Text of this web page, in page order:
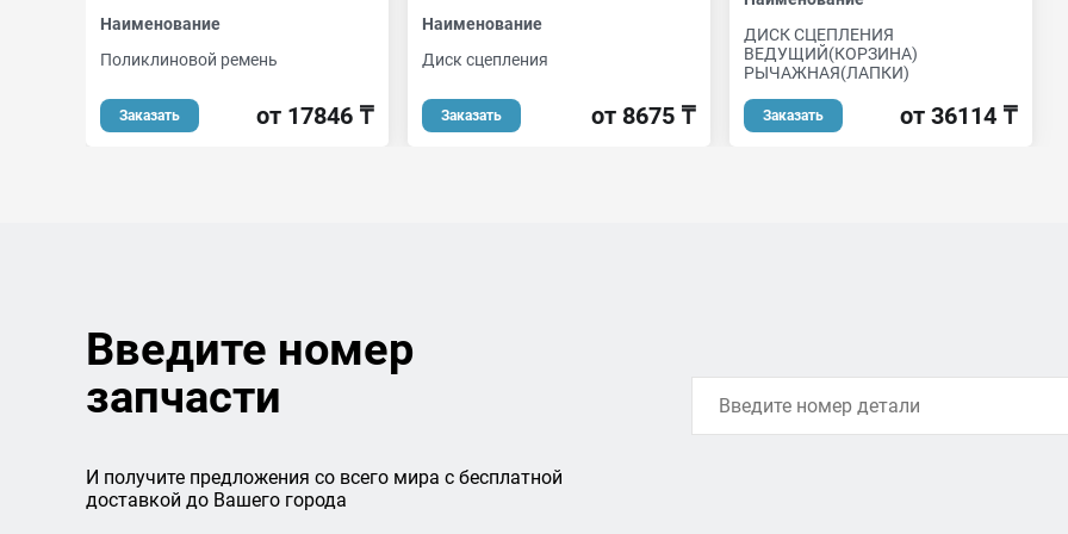
Наименование
Поликлиновой ремень
Заказать от 17846 ₸
Наименование
Диск сцепления
Заказать от 8675 ₸
ДИСК СЦЕПЛЕНИЯ
ВЕДУЩИЙ(КОРЗИНА)
РЫЧАЖНАЯ(ЛАПКИ)
Заказать от 36114 ₸
Введите номер
запчасти
И получите предложения со всего мира с бесплатной
доставкой до Вашего города